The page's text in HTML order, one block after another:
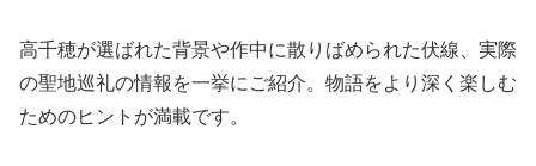
高千穂が選ばれた背景や作中に散りばめられた伏線、実際
の聖地巡礼の情報を一挙にご紹介。物語をより深く楽しむ
ためのヒントが満載です。